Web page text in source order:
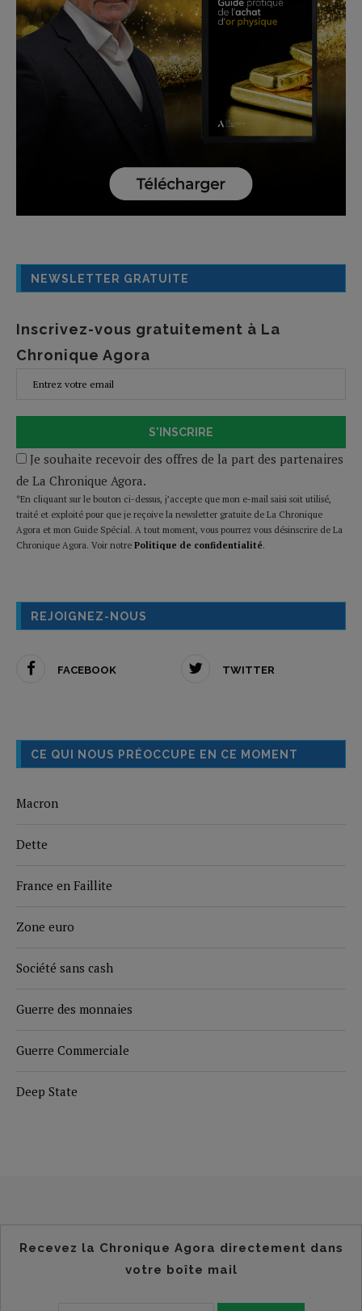
NEWSLETTER GRATUITE
Inscrivez-vous gratuitement à La
Chronique Agora
S'INSCRIRE
Je souhaite recevoir des offres de la part des partenaires
de La Chronique Agora.
*En cliquant sur le bouton ci-dessus, j’accepte que mon e-mail saisi soit utilisé,
traité et exploité pour que je reçoive la newsletter gratuite de La Chronique
Agora et mon Guide Spécial. A tout moment, vous pourrez vous désinscrire de La
Chronique Agora. Voir notre Politique de confidentialité.
REJOIGNEZ-NOUS
FACEBOOK TWITTER
CE QUI NOUS PRÉOCCUPE EN CE MOMENT
Macron
Dette
France en Faillite
Zone euro
Société sans cash
Guerre des monnaies
Guerre Commerciale
Deep State
Recevez la Chronique Agora directement dans
votre boîte mail